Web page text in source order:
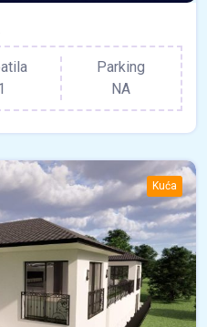
Parking
NA
Kuća